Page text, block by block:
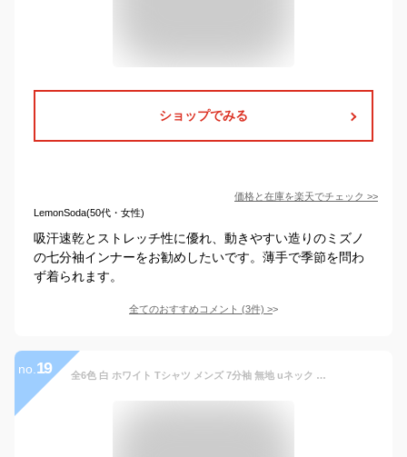
ショップでみる
価格と在庫を楽天でチェック >>
LemonSoda(50代・女性)
吸汗速乾とストレッチ性に優れ、動きやすい造りのミズノ
の七分袖インナーをお勧めしたいです。薄手で季節を問わ
ず着られます。
全てのおすすめコメント (3件) >
no. 19 全6色 白 ホワイト Tシャツ メンズ 7分袖 無地 uネック ストリート ゆるtシャツ アメカジ 七分袖tシャツ 大きいサイズ ロンティートップス カットソー インナー ウェア ウエア きれいめ シンプル 楽天 f321 アクセONE 新作 服 春 春物 春服 夏